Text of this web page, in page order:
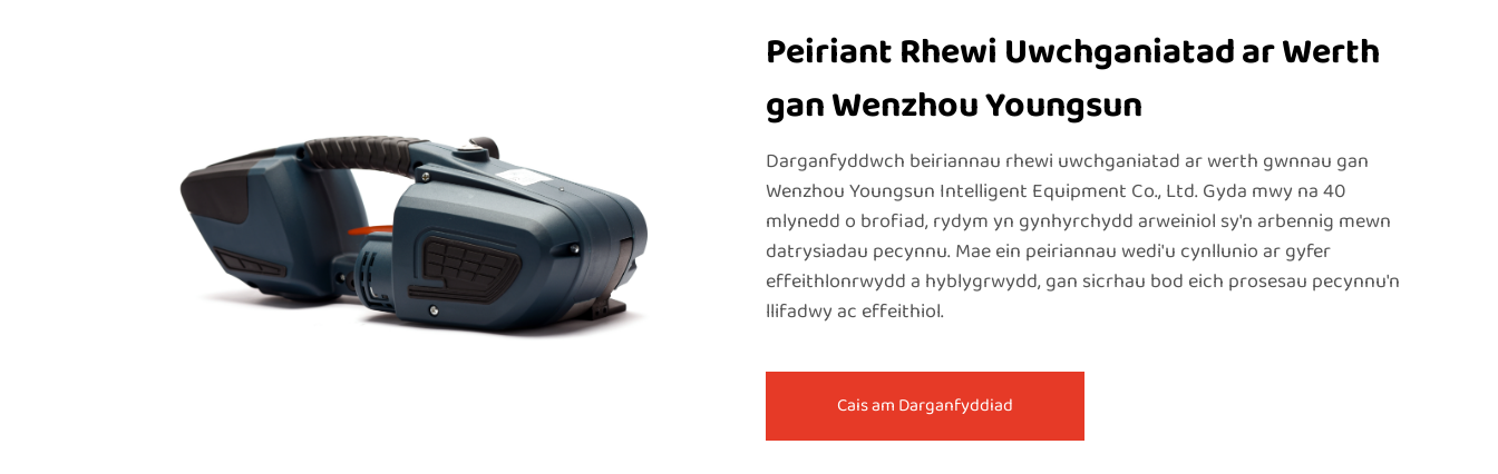
Peiriant Rhewi Uwchganiatad ar Werth
gan Wenzhou Youngsun
Darganfyddwch beiriannau rhewi uwchganiatad ar werth gwnnau gan
Wenzhou Youngsun Intelligent Equipment Co., Ltd. Gyda mwy na 40
mlynedd o brofiad, rydym yn gynhyrchydd arweiniol sy'n arbennig mewn
datrysiadau pecynnu. Mae ein peiriannau wedi'u cynllunio ar gyfer
effeithlonrwydd a hyblygrwydd, gan sicrhau bod eich prosesau pecynnu'n
llifadwy ac effeithiol.
Cais am Darganfyddiad